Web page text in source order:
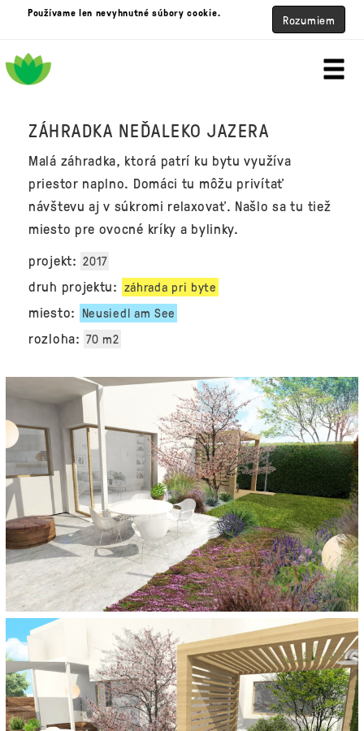
Používame len nevyhnutné súbory cookie. Rozumiem
ZÁHRADKA NEĎALEKO JAZERA
Malá záhradka, ktorá patrí ku bytu využíva
priestor naplno. Domáci tu môžu privítať
návštevu aj v súkromi relaxovať. Našlo sa tu tiež
miesto pre ovocné kríky a bylinky.
projekt: 2017
druh projektu: záhrada pri byte
miesto: Neusiedl am See
rozloha: 70 m2